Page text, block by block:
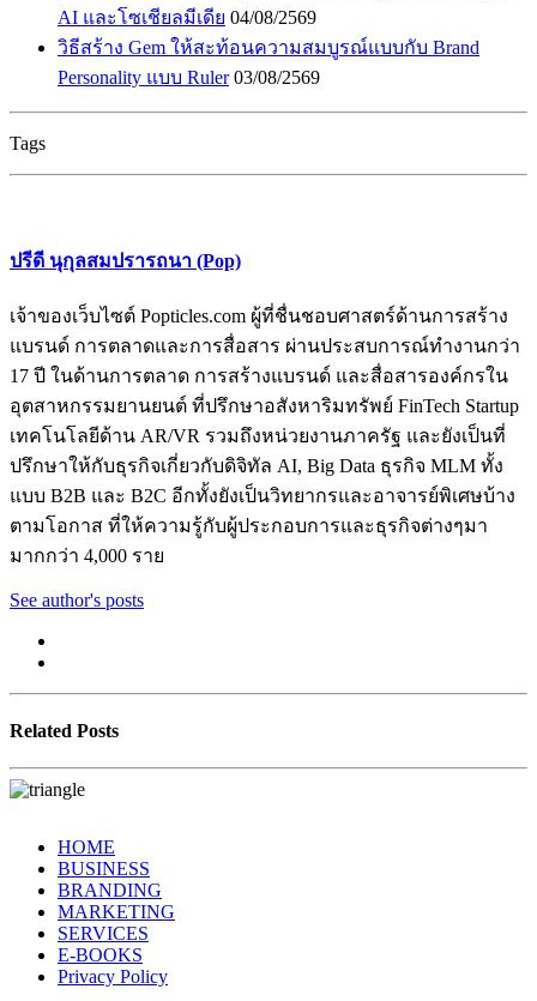
AI และโซเชียลมีเดีย 04/08/2569
วิธีสร้าง Gem ให้สะท้อนความสมบูรณ์แบบกับ Brand
Personality แบบ Ruler 03/08/2569
Tags
ปรีดี นุกุลสมปรารถนา (Pop)
เจ้าของเว็บไซต์ Popticles.com ผู้ที่ชื่นชอบศาสตร์ด้านการสร้าง
แบรนด์ การตลาดและการสื่อสาร ผ่านประสบการณ์ทำงานกว่า
17 ปี ในด้านการตลาด การสร้างแบรนด์ และสื่อสารองค์กรใน
อุตสาหกรรมยานยนต์ ที่ปรึกษาอสังหาริมทรัพย์ FinTech Startup
เทคโนโลยีด้าน AR/VR รวมถึงหน่วยงานภาครัฐ และยังเป็นที่
ปรึกษาให้กับธุรกิจเกี่ยวกับดิจิทัล AI, Big Data ธุรกิจ MLM ทั้ง
แบบ B2B และ B2C อีกทั้งยังเป็นวิทยากรและอาจารย์พิเศษบ้าง
ตามโอกาส ที่ให้ความรู้กับผู้ประกอบการและธุรกิจต่างๆมา
มากกว่า 4,000 ราย
See author's posts
Related Posts
HOME
BUSINESS
BRANDING
MARKETING
SERVICES
E-BOOKS
Privacy Policy